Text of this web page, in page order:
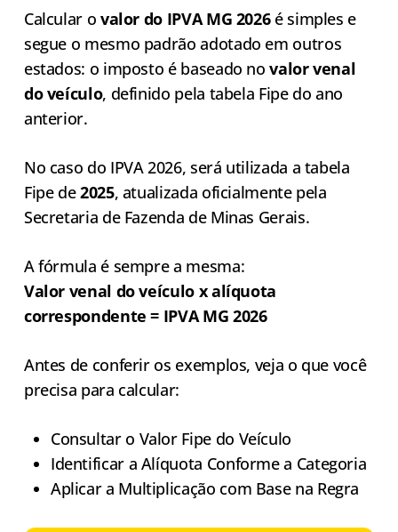
Calcular o valor do IPVA MG 2026é simples e
segue o mesmo padrão adotado em outros
estados: o imposto é baseado novalor venal
do veículo, definido pela tabela Fipe do ano
anterior.
No caso do IPVA 2026, será utilizada a tabela
Fipe de2025, atualizada oficialmente pela
Secretaria de Fazenda de Minas Gerais.
A fórmula é sempre a mesma:
Valor venal do veículo x alíquota
correspondente = IPVA MG 2026
Antes de conferir os exemplos, veja o que você
precisa para calcular:
Consultar o Valor Fipe do Veículo
Identificar a Alíquota Conforme a Categoria
Aplicar a Multiplicação com Base na Regra